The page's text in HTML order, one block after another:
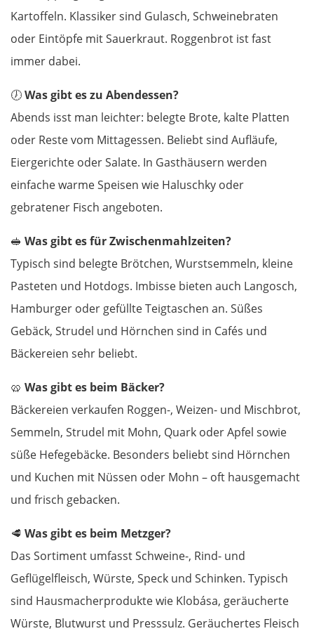
Kartoffeln. Klassiker sind Gulasch, Schweinebraten
oder Eintöpfe mit Sauerkraut. Roggenbrot ist fast
immer dabei.
🕖Was gibt es zu Abendessen?
Abends isst man leichter: belegte Brote, kalte Platten
oder Reste vom Mittagessen. Beliebt sind Aufläufe,
Eiergerichte oder Salate. In Gasthäusern werden
einfache warme Speisen wie Haluschky oder
gebratener Fisch angeboten.
🥪 Was gibt es für Zwischenmahlzeiten?
Typisch sind belegte Brötchen, Wurstsemmeln, kleine
Pasteten und Hotdogs. Imbisse bieten auch Langosch,
Hamburger oder gefüllte Teigtaschen an. Süßes
Gebäck, Strudel und Hörnchen sind in Cafés und
Bäckereien sehr beliebt.
🥨 Was gibt es beim Bäcker?
Bäckereien verkaufen Roggen-, Weizen- und Mischbrot,
Semmeln, Strudel mit Mohn, Quark oder Apfel sowie
süße Hefegebäcke. Besonders beliebt sind Hörnchen
und Kuchen mit Nüssen oder Mohn – oft hausgemacht
und frisch gebacken.
🥩 Was gibt es beim Metzger?
Das Sortiment umfasst Schweine-, Rind- und
Geflügelfleisch, Würste, Speck und Schinken. Typisch
sind Hausmacherprodukte wie Klobása, geräucherte
Würste, Blutwurst und Presssulz. Geräuchertes Fleisch